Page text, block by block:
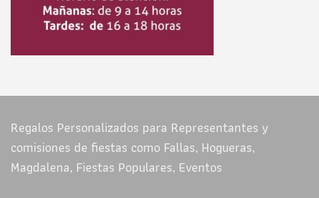
Regalos Personalizados para Representantes y
comisiones de fiestas como Fallas, Hogueras,
Magdalena, Fiestas Populares, Eventos